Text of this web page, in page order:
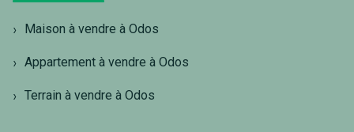
Maison à vendre à Odos
Appartement à vendre à Odos
Terrain à vendre à Odos